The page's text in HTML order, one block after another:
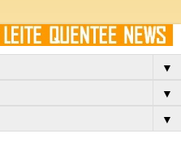
▼
▼
▼